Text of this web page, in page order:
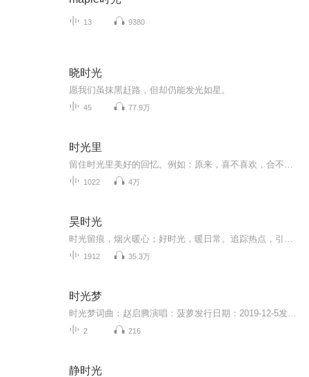
13 9380
晓时光
愿我们虽抹黑赶路，但却仍能发光如星。
45 77.9万
时光里
1022 4万
昊时光
1912 35.3万
时光梦
2 216
静时光